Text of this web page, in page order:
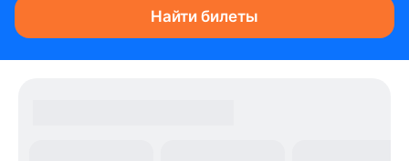
Найти билеты